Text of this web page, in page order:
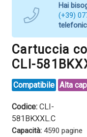
Hai
(+39)
Cartuccia
CLI-
Compatibile Alta
Codice: CLI-
581BKXXL.C
Capacità: 4590 pagine